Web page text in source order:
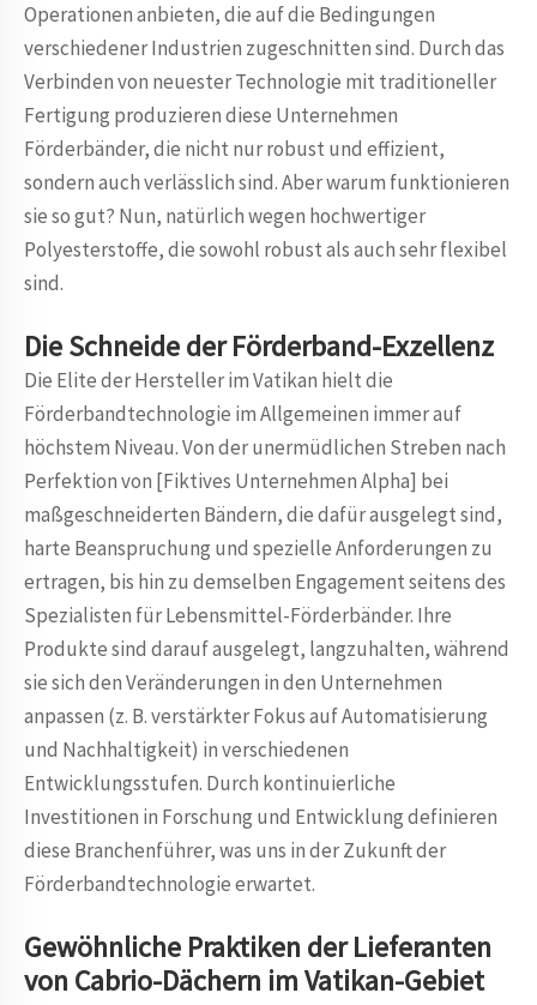
Operationen anbieten, die auf die Bedingungen
verschiedener Industrien zugeschnitten sind. Durch das
Verbinden von neuester Technologie mit traditioneller
Fertigung produzieren diese Unternehmen
Förderbänder, die nicht nur robust und effizient,
sondern auch verlässlich sind. Aber warum funktionieren
sie so gut? Nun, natürlich wegen hochwertiger
Polyesterstoffe, die sowohl robust als auch sehr flexibel
sind.
Die Schneide der Förderband-Exzellenz
Die Elite der Hersteller im Vatikan hielt die
Förderbandtechnologie im Allgemeinen immer auf
höchstem Niveau. Von der unermüdlichen Streben nach
Perfektion von [Fiktives Unternehmen Alpha] bei
maßgeschneiderten Bändern, die dafür ausgelegt sind,
harte Beanspruchung und spezielle Anforderungen zu
ertragen, bis hin zu demselben Engagement seitens des
Spezialisten für Lebensmittel-Förderbänder. Ihre
Produkte sind darauf ausgelegt, langzuhalten, während
sie sich den Veränderungen in den Unternehmen
anpassen (z. B. verstärkter Fokus auf Automatisierung
und Nachhaltigkeit) in verschiedenen
Entwicklungsstufen. Durch kontinuierliche
Investitionen in Forschung und Entwicklung definieren
diese Branchenführer, was uns in der Zukunft der
Förderbandtechnologie erwartet.
Gewöhnliche Praktiken der Lieferanten
von Cabrio-Dächern im Vatikan-Gebiet